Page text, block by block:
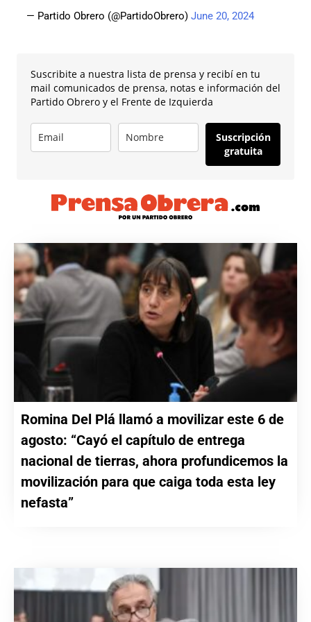
— Partido Obrero (@PartidoObrero) June 20, 2024
Suscribite a nuestra lista de prensa y recibí en tu
mail comunicados de prensa, notas e información del
Partido Obrero y el Frente de Izquierda
Suscripción
gratuita
Romina Del Plá llamó a movilizar este 6 de
agosto: “Cayó el capítulo de entrega
nacional de tierras, ahora profundicemos la
movilización para que caiga toda esta ley
nefasta”